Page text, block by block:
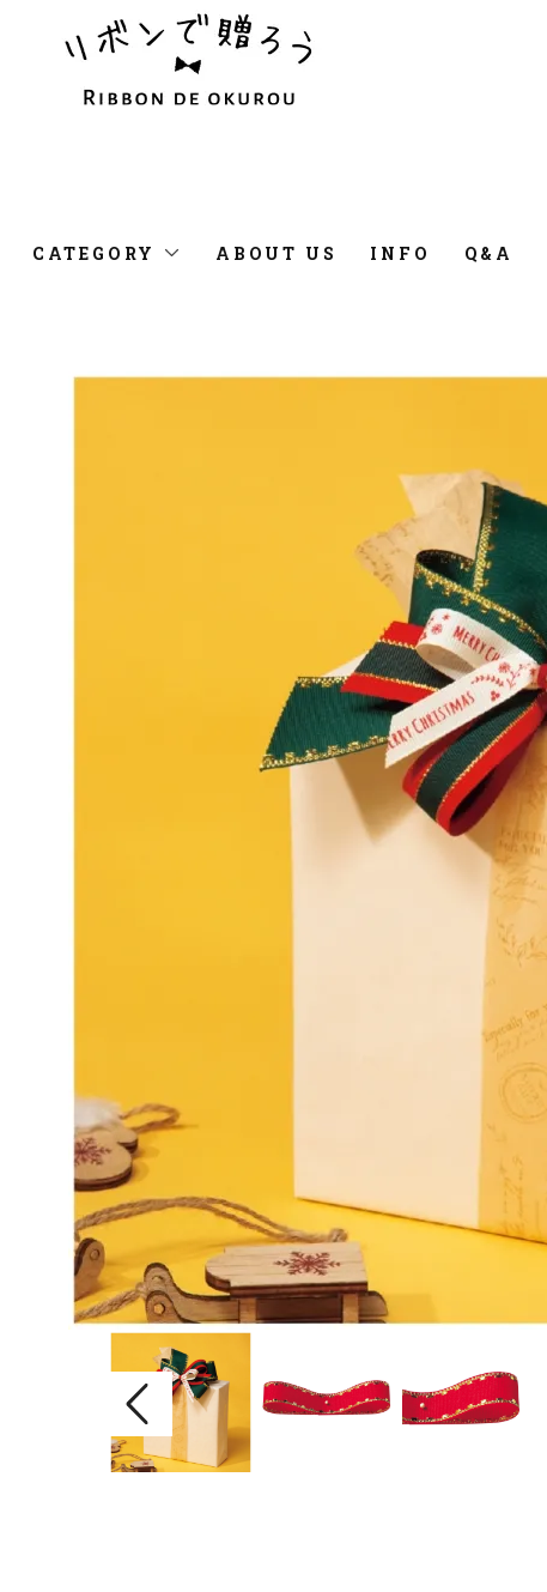
CATEGORY ABOUT US INFO Q&A